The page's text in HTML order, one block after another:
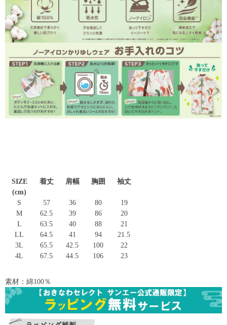
SIZE
(cm)
着丈 肩幅 胸囲 袖丈
S 57 36 80
19
M
62.5 39 86
20
L
63.5 40 88
21
LL
64.5 41 94
21.5
3L
65.5 42.5 100
22
4L
67.5 44.5 106 23
素材：綿100％